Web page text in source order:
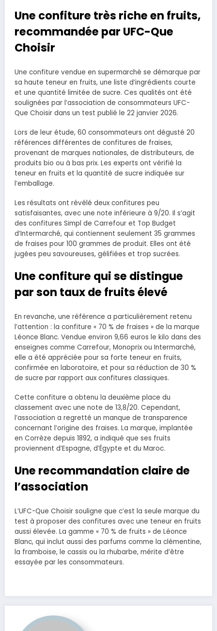
Une confiture très riche en fruits,
recommandée par UFC-Que
Choisir
Une confiture vendue en supermarché se démarque par
sa haute teneur en fruits, une liste d’ingrédients courte
et une quantité limitée de sucre. Ces qualités ont été
soulignées par l’association de consommateurs UFC-
Que Choisir dans un test publié le 22 janvier 2026.
Lors de leur étude, 60 consommateurs ont dégusté 20
références différentes de confitures de fraises,
provenant de marques nationales, de distributeurs, de
produits bio ou à bas prix. Les experts ont vérifié la
teneur en fruits et la quantité de sucre indiquée sur
l’emballage.
Les résultats ont révélé deux confitures peu
satisfaisantes, avec une note inférieure à 9/20. Il s’agit
des confitures Simpl de Carrefour et Top Budget
d’Intermarché, qui contiennent seulement 35 grammes
de fraises pour 100 grammes de produit. Elles ont été
jugées peu savoureuses, gélifiées et trop sucrées.
Une confiture qui se distingue
par son taux de fruits élevé
En revanche, une référence a particulièrement retenu
l’attention : la confiture « 70 % de fraises » de la marque
Léonce Blanc. Vendue environ 9,66 euros le kilo dans des
enseignes comme Carrefour, Monoprix ou Intermarché,
elle a été appréciée pour sa forte teneur en fruits,
confirmée en laboratoire, et pour sa réduction de 30 %
de sucre par rapport aux confitures classiques.
Cette confiture a obtenu la deuxième place du
classement avec une note de 13,8/20. Cependant,
l’association a regretté un manque de transparence
concernant l’origine des fraises. La marque, implantée
en Corrèze depuis 1892, a indiqué que ses fruits
proviennent d’Espagne, d’Égypte et du Maroc.
Une recommandation claire de
l’association
L’UFC-Que Choisir souligne que c’est la seule marque du
test à proposer des confitures avec une teneur en fruits
aussi élevée. La gamme « 70 % de fruits » de Léonce
Blanc, qui inclut aussi des parfums comme la clémentine,
la framboise, le cassis ou la rhubarbe, mérite d’être
essayée par les consommateurs.